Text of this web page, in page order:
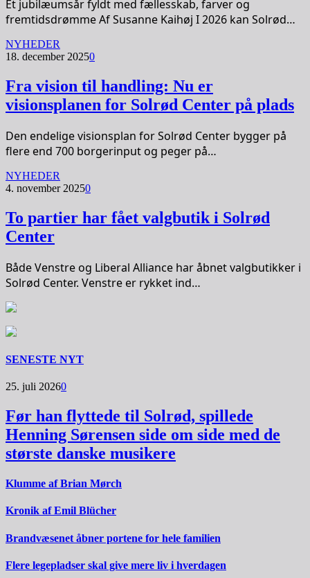
Et jubilæumsår fyldt med fællesskab, farver og
fremtidsdrømme Af Susanne Kaihøj I 2026 kan Solrød…
NYHEDER
18. december 20250
Fra vision til handling: Nu er
visionsplanen for Solrød Center på plads
Den endelige visionsplan for Solrød Center bygger på
flere end 700 borgerinput og peger på…
NYHEDER
4. november 20250
To partier har fået valgbutik i Solrød
Center
Både Venstre og Liberal Alliance har åbnet valgbutikker i
Solrød Center. Venstre er rykket ind…
SENESTE NYT
25. juli 20260
Før han flyttede til Solrød, spillede
Henning Sørensen side om side med de
største danske musikere
Klumme af Brian Mørch
Kronik af Emil Blücher
Brandvæsenet åbner portene for hele familien
Flere legepladser skal give mere liv i hverdagen